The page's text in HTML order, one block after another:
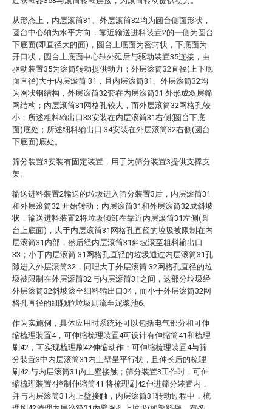
从形态上，内层滚筒31、外层滚筒32均为圆台侧面形状，
圆台中心轴为水平方向，靠近输送进料装置2的一侧为圆台
下底面(即直径大的面)，圆台上底面为密封状，下底面为
开口状，圆台上底面中心轴外延后与驱动装置35连接，由
驱动装置35为滚筒转动提供动力；外层滚筒32直径(上下底
面直径)大于内层滚筒 31，且内层滚筒31、外层滚筒32均
为网状钢结构，外层滚筒32套在内层滚筒31 外形成双层筛
网结构；内层滚筒31网格孔较大，而外层滚筒32网格孔较
小；所述粗料输出口33安装在内层滚筒31右侧(圆台下底
面)底处；所述细料输出口 34安装在外层滚筒32右侧(圆台
下底面)底处。
筛分装置3安装有固定装置，用于为筛分装置3提供支撑支
架。
输送进料装置2输送的垃圾进入筛分装置3后，内层滚筒31
和外层滚筒32 开始转动；内层滚筒31和外层滚筒32成斜坡
状，输送进料装置2将垃圾倾卸在靠近内层滚筒31左侧(圆
台上底面)，大于内层滚筒31网格孔直径的垃圾被限制在内
层滚筒31内部，然后经内层滚筒31斜坡滚至粗料输出口
33；小于内层滚筒 31网格孔直径的垃圾通过内层滚筒31孔
隙进入外层滚筒32，同理大于外层滚筒 32网格孔直径的垃
圾被限制在外层滚筒32与内层滚筒31之间，这部分垃圾经
外层滚筒32斜坡滚至细料输出口34，而小于外层滚筒32网
格孔直径的细颗粒垃圾则流至泥浆池6。
作为实施例，具体应用时系统还可以包括电气部分和可伸
缩梳理装置4，可伸缩梳理装置4可设计有伸缩筒41和梳理
刷42，可实现梳理刷42伸缩动作；可伸缩梳理装置4与筛
分装置3中内层滚筒31内上壁呈平行状，且伸长后的梳理
刷42 与内层滚筒31内上壁接触；筛分装置3工作时，可伸
缩梳理装置4控制伸缩筒41 将梳理刷42伸进筛分装置内，
并与内层滚筒31内上壁接触，内层滚筒31转动过程中，梳